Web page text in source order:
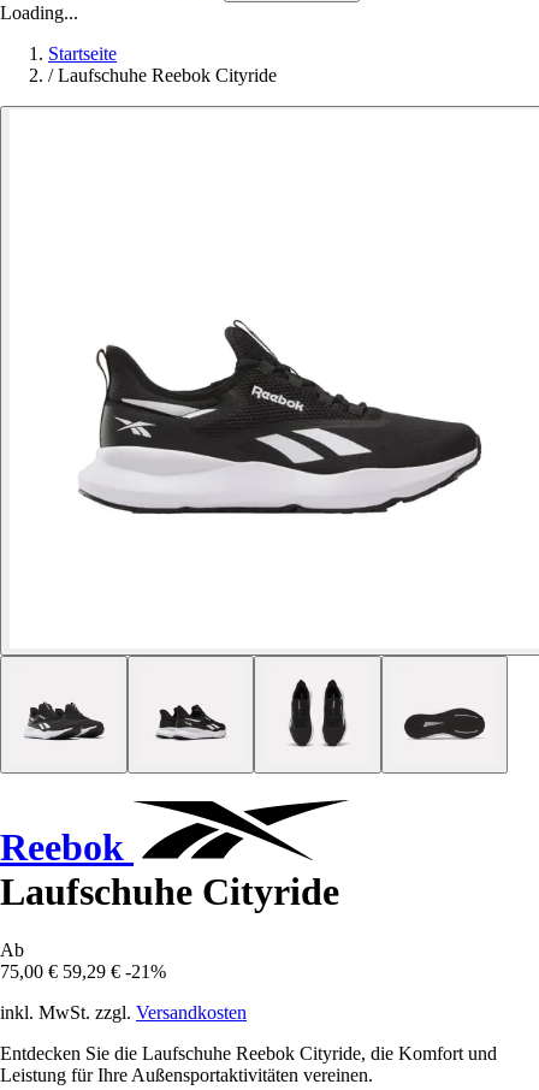
Loading...
Startseite
/ Laufschuhe Reebok Cityride
Reebok
Laufschuhe Cityride
Ab
75,00 € 59,29 € -21%
inkl. MwSt. zzgl. Versandkosten
Entdecken Sie die Laufschuhe Reebok Cityride, die Komfort und
Leistung für Ihre Außensportaktivitäten vereinen.